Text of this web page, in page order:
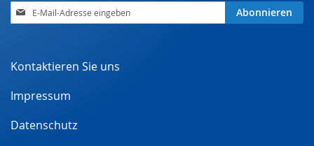
Anmeldung
zum
Abonnieren
Kontaktieren Sie uns
Impressum
Datenschutz